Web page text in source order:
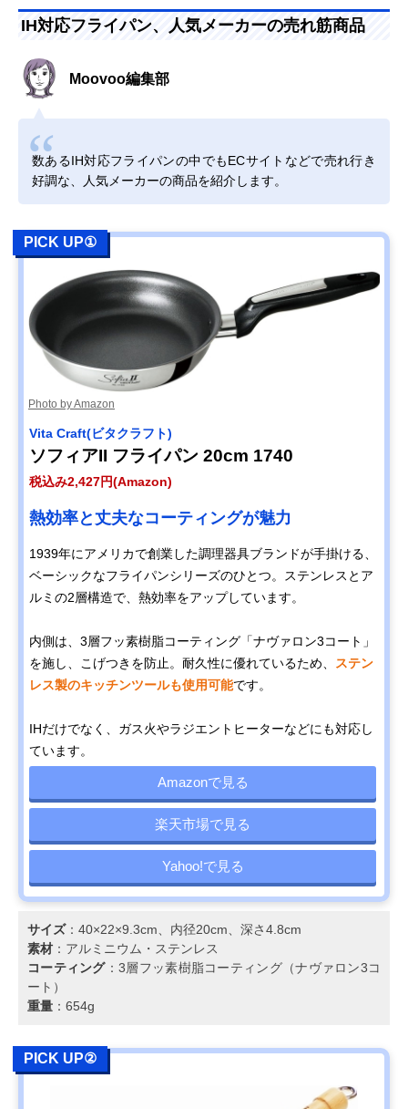
IH対応フライパン、人気メーカーの売れ筋商品
Moovoo編集部
数あるIH対応フライパンの中でもECサイトなどで売れ行き
好調な、人気メーカーの商品を紹介します。
PICK UP①
Photo by Amazon
Vita Craft(ビタクラフト)
ソフィアII フライパン 20cm 1740
税込み2,427円(Amazon)
熱効率と丈夫なコーティングが魅力
1939年にアメリカで創業した調理器具ブランドが手掛ける、
ベーシックなフライパンシリーズのひとつ。ステンレスとア
ルミの2層構造で、熱効率をアップしています。
内側は、3層フッ素樹脂コーティング「ナヴァロン3コート」
を施し、こげつきを防止。耐久性に優れているため、
ステン
レス製のキッチンツールも使用可能です。
IHだけでなく、ガス火やラジエントヒーターなどにも対応し
ています。
Amazonで見る
楽天市場で見る
Yahoo!で見る
サイズ：40×22×9.3cm、内径20cm、深さ4.8cm
素材 ：アルミニウム・ステンレス
コーティング：3層フッ素樹脂コーティング（ナヴァロン3コ
ート）
重量 ：654g
PICK UP②